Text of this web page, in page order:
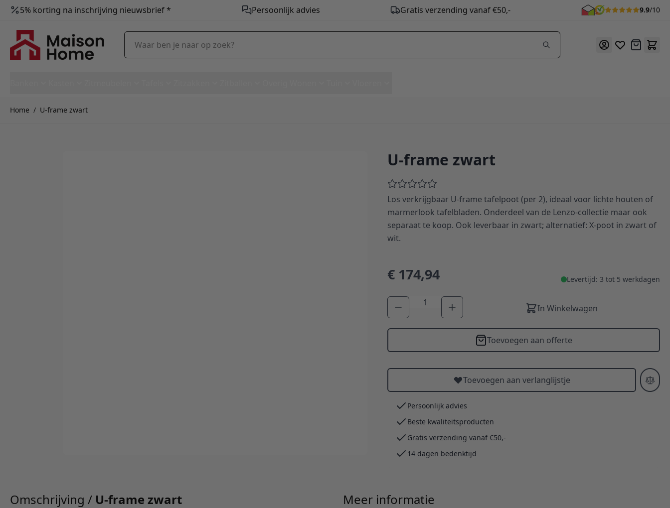
5% korting na inschrijving nieuwsbrief * Persoonlijk advies Gratis verzending vanaf €50,- 9.9/10
Offerte
Waar ben je naar op zoek?
Home / U-frame zwart
U-frame zwart
Los verkrijgbaar U-frame tafelpoot (per 2), ideaal voor lichte houten of
marmerlook tafelbladen. Onderdeel van de Lenzo-collectie maar ook
separaat te koop. Ook leverbaar in zwart; alternatief: X-poot in zwart of
wit.
€ 174,94 Levertijd: 3 tot 5 werkdagen
Aantal
In Winkelwagen
Toevoegen aan offerte
Toevoegen aan verlanglijstje
Persoonlijk advies
Beste kwaliteitsproducten
Gratis verzending vanaf €50,-
14 dagen bedenktijd
Omschrijving / U-frame zwart Meer informatie